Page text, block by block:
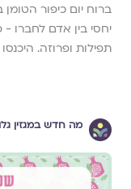
ברוח יום כיפור
יחסי בין אדם לחברו -
תפילות ופרוזה.
מה חדש במגזין